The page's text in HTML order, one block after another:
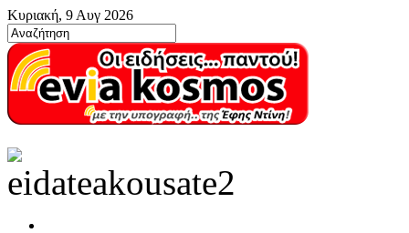
Κυριακή, 9 Αυγ 2026